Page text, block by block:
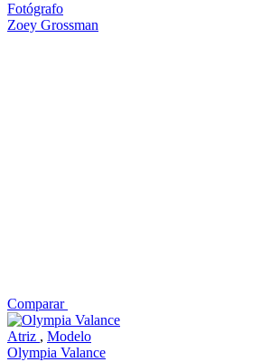
Fotógrafo
Zoey Grossman
Comparar
Atriz , Modelo
Olympia Valance